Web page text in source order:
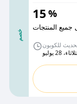
خصم
15%
المنتجات
للكوبون
28 يوليو